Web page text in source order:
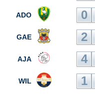
ADO 0
GAE 2
AJA 4
WIL 1